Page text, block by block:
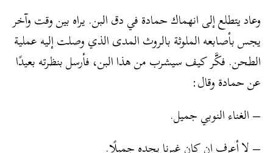
وعاد يتطلع إلى انهماك حمادة في دق البن. يراه بين وقت وآخر
يجس بأصابعه الملوثة بالروث المدى الذي وصلت إليه عملية
الطحن. فكَّر كيف سيشرب من هذا البن، فأرسل بنظرته بعيدًا
عن حمادة وقال:
– الغناء النوبي جميل.
– لا أعرف إن كان غيرنا يجده جميلًا.